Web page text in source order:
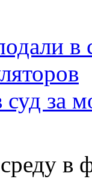
в
суд за
в